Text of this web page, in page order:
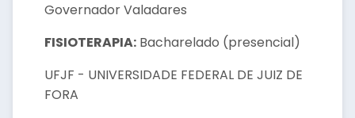
Governador Valadares
FISIOTERAPIA: Bacharelado (presencial)
UFJF - UNIVERSIDADE FEDERAL DE JUIZ DE
FORA